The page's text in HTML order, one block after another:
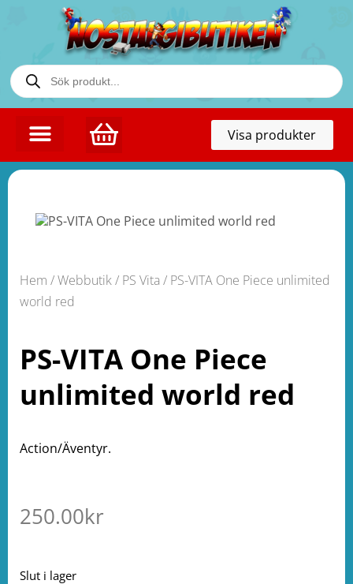
Visa produkter
Hem /Webbutik/ PS Vita / PS-VITA One Piece unlimited
world red
PS-VITA One Piece
unlimited world red
Action/Äventyr.
250.00kr
Slut i lager